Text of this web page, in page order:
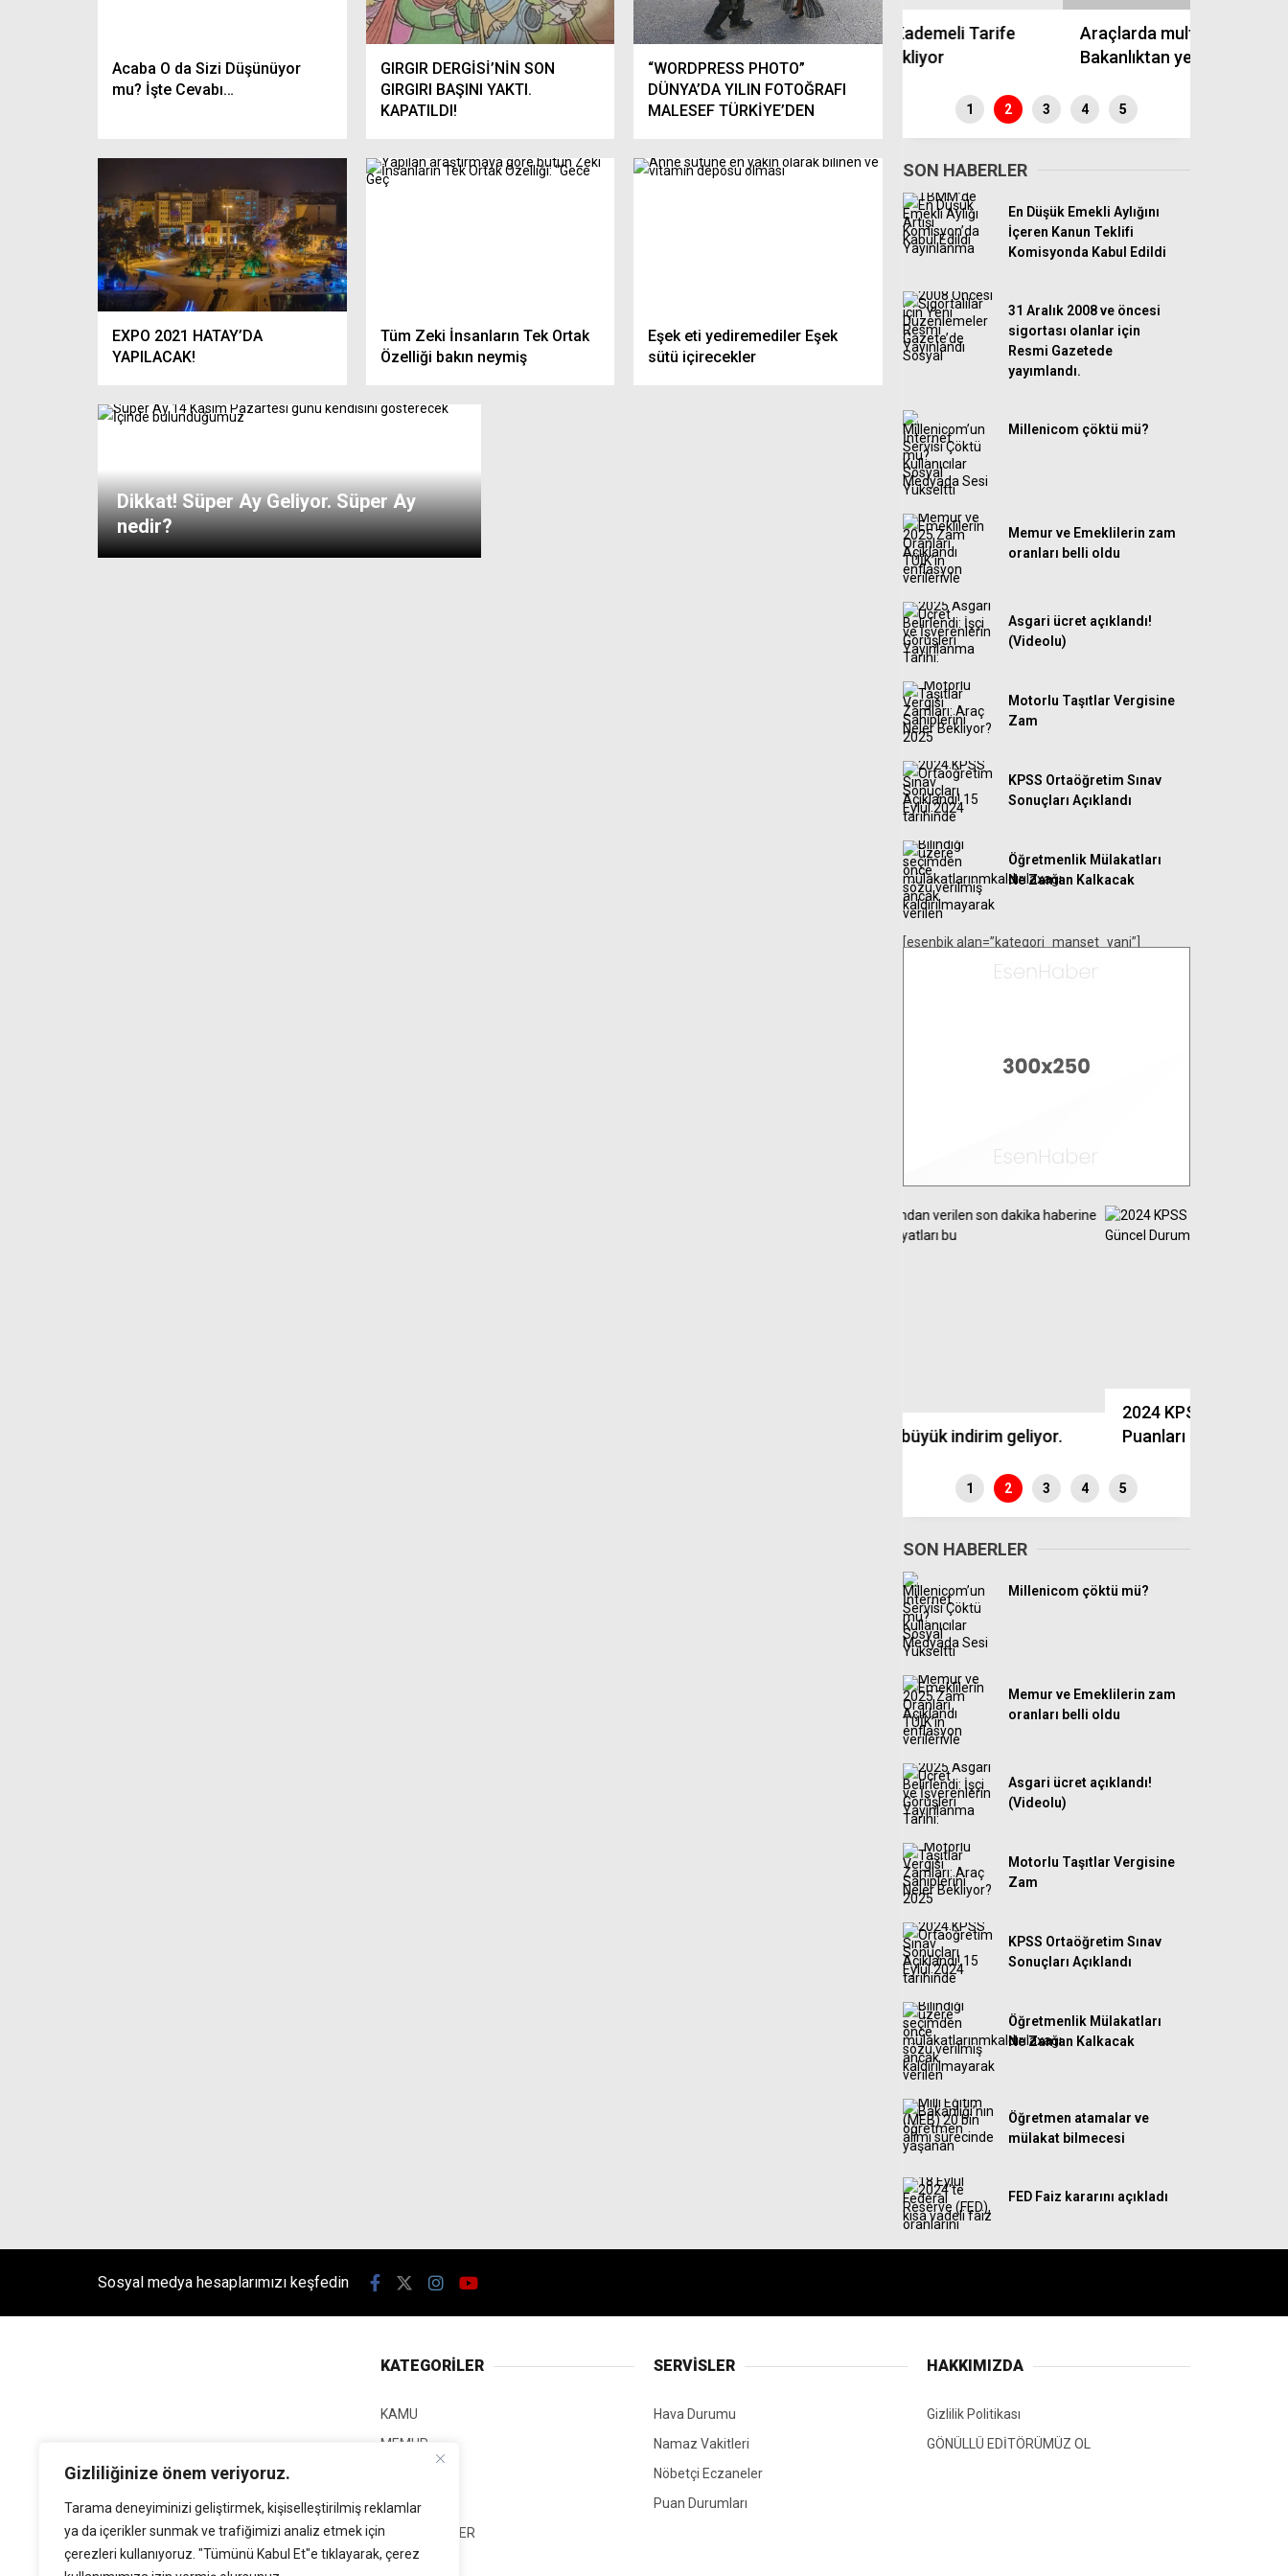
Gizliliğinize önem veriyoruz.
Tarama deneyiminizi geliştirmek, kişiselleştirilmiş reklamlar
ya da içerikler sunmak ve trafiğimizi analiz etmek için
çerezleri kullanıyoruz. "Tümünü Kabul Et"e tıklayarak, çerez
Acaba O da Sizi Düşünüyor
mu? İşte Cevabı…
GIRGIR DERGİSİ’NİN SON
GIRGIRI BAŞINI YAKTI.
KAPATILDI!
“WORDPRESS PHOTO”
DÜNYA’DA YILIN FOTOĞRAFI
MALESEF TÜRKİYE’DEN
EXPO 2021 HATAY’DA
YAPILACAK!
Tüm Zeki İnsanların Tek Ortak
Özelliği bakın neymiş
Eşek eti yediremediler Eşek
sütü içirecekler
Dikkat! Süper Ay Geliyor. Süper Ay
nedir?
RAMAZANDA İBAN UYARISI,
BAŞINIZ YANMASIN!
Doğal Gazda Kademeli Tarife
Düzenleme Bekliyor
Araçlarda multimedya bilmecesi.
Bakanlıktan yeni açıklama geldi
1 2 3 4 5
SON HABERLER
En Düşük Emekli Aylığını
İçeren Kanun Teklifi
Komisyonda Kabul Edildi
31 Aralık 2008 ve öncesi
sigortası olanlar için
Resmi Gazetede
yayımlandı.
Millenicom çöktü mü?
Memur ve Emeklilerin zam
oranları belli oldu
Asgari ücret açıklandı!
(Videolu)
Motorlu Taşıtlar Vergisine
Zam
KPSS Ortaöğretim Sınav
Sonuçları Açıklandı
Öğretmenlik Mülakatları
Ne Zaman Kalkacak
[esenbik alan=”kategori_manset_yani”]
2024 KPSS Hemşirelik Atama
Puanları
1 2 3 4 5
SON HABERLER
Millenicom çöktü mü?
Memur ve Emeklilerin zam
oranları belli oldu
Asgari ücret açıklandı!
(Videolu)
Motorlu Taşıtlar Vergisine
Zam
KPSS Ortaöğretim Sınav
Sonuçları Açıklandı
Öğretmenlik Mülakatları
Ne Zaman Kalkacak
Öğretmen atamalar ve
mülakat bilmecesi
FED Faiz kararını açıkladı
Sosyal medya hesaplarımızı keşfedin
KATEGORİLER
KAMU
MEMUR
EĞİTİM
GÜNCEL HABER
SİYASET
SERVİSLER
Hava Durumu
Namaz Vakitleri
Nöbetçi Eczaneler
Puan Durumları
HAKKIMIZDA
Gizlilik Politikası
GÖNÜLLÜ EDİTÖRÜMÜZ OL